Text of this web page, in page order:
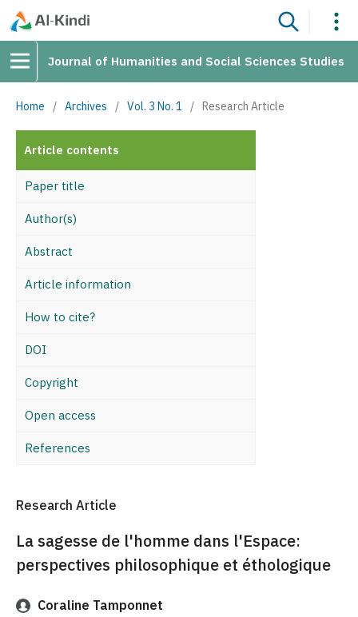
Journal of Humanities and Social Sciences Studies
Home / Archives / Vol. 3 No. 1 / Research Article
Article contents
Paper title
Author(s)
Abstract
Article information
How to cite?
DOI
Copyright
Open access
References
Research Article
La sagesse de l'homme dans l'Espace:
perspectives philosophique et éthologique
Coraline Tamponnet